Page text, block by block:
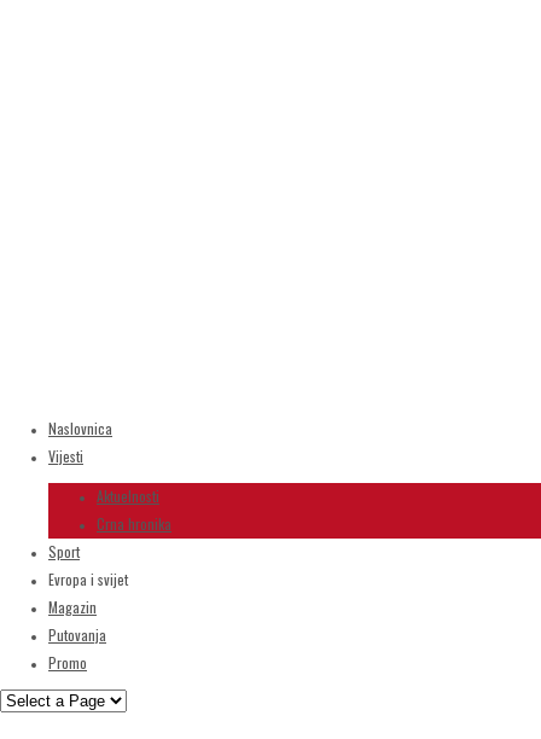
Naslovnica
Vijesti
Aktuelnosti
Crna hronika
Sport
Evropa i svijet
Magazin
Putovanja
Promo